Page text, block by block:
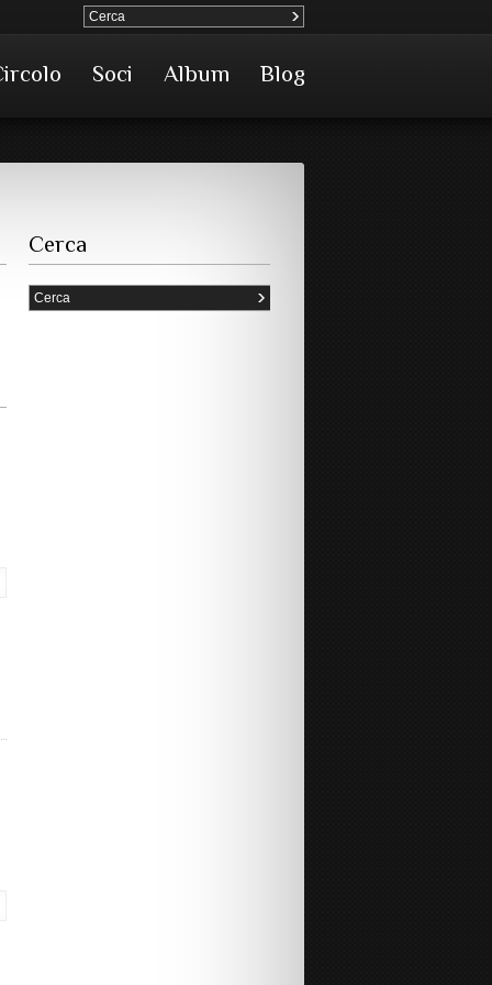
Soci Album Blog
Cerca